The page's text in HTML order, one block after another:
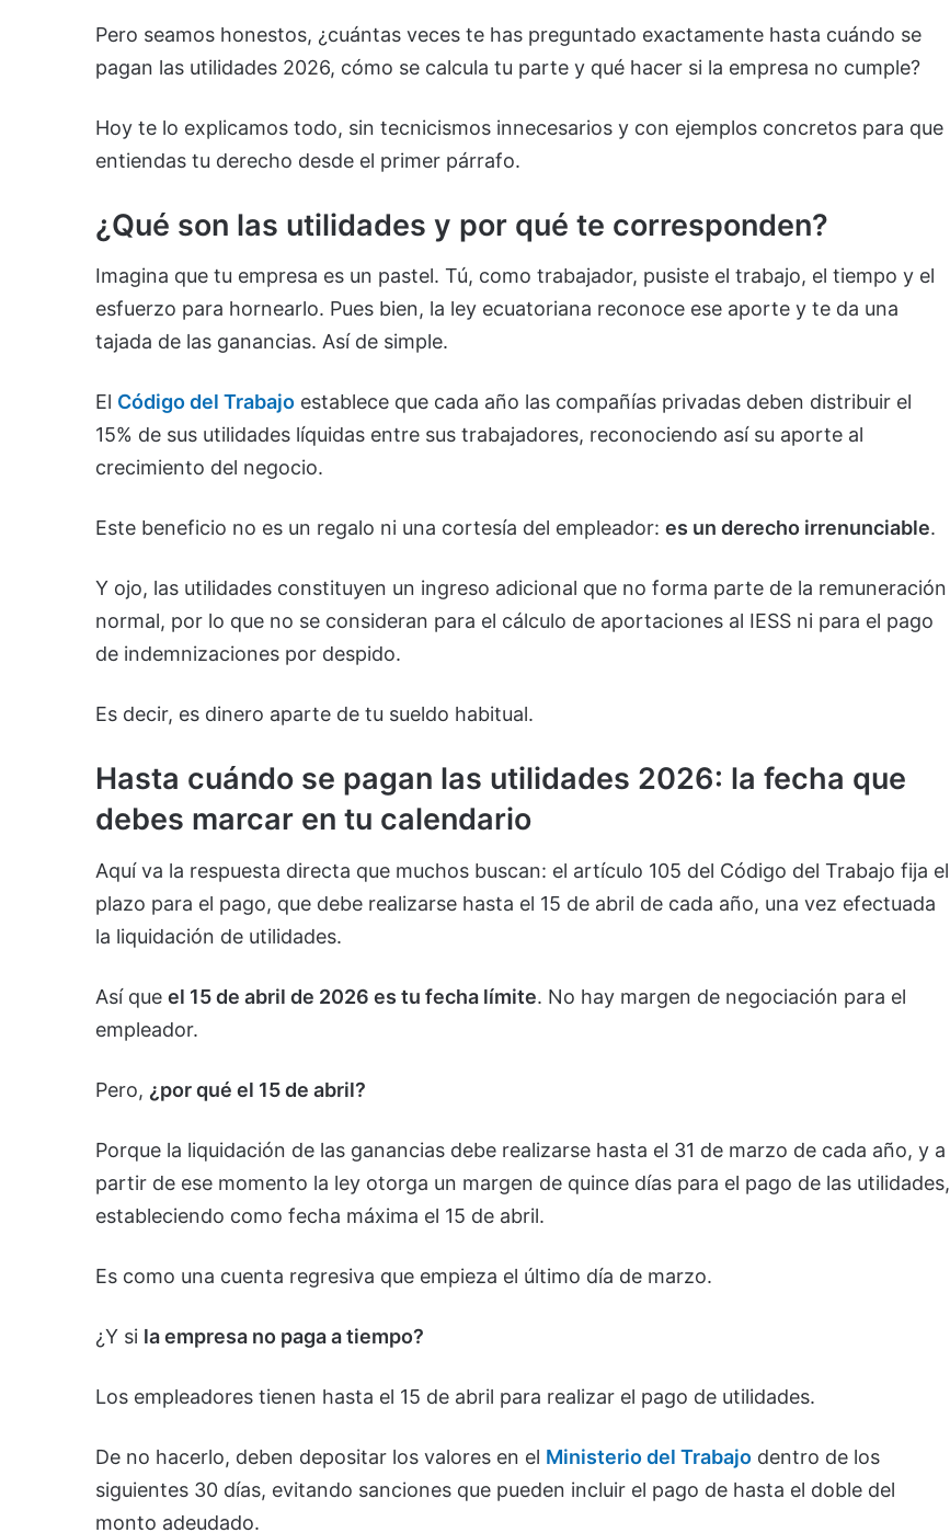
Pero seamos honestos, ¿cuántas veces te has preguntado exactamente hasta cuándo se
pagan las utilidades 2026, cómo se calcula tu parte y qué hacer si la empresa no cumple?
Hoy te lo explicamos todo, sin tecnicismos innecesarios y con ejemplos concretos para que
entiendas tu derecho desde el primer párrafo.
¿Qué son las utilidades y por qué te corresponden?
Imagina que tu empresa es un pastel. Tú, como trabajador, pusiste el trabajo, el tiempo y el
esfuerzo para hornearlo. Pues bien, la ley ecuatoriana reconoce ese aporte y te da una
tajada de las ganancias. Así de simple.
El Código del Trabajo establece que cada año las compañías privadas deben distribuir el
15% de sus utilidades líquidas entre sus trabajadores, reconociendo así su aporte al
crecimiento del negocio.
Este beneficio no es un regalo ni una cortesía del empleador: es un derecho irrenunciable.
Y ojo, las utilidades constituyen un ingreso adicional que no forma parte de la remuneración
normal, por lo que no se consideran para el cálculo de aportaciones al IESS ni para el pago
de indemnizaciones por despido.
Es decir, es dinero aparte de tu sueldo habitual.
Hasta cuándo se pagan las utilidades 2026: la fecha que
debes marcar en tu calendario
Aquí va la respuesta directa que muchos buscan: el artículo 105 del Código del Trabajo fija el
plazo para el pago, que debe realizarse hasta el 15 de abril de cada año, una vez efectuada
la liquidación de utilidades.
Así que el 15 de abril de 2026 es tu fecha límite. No hay margen de negociación para el
empleador.
Pero, ¿por qué el 15 de abril?
Porque la liquidación de las ganancias debe realizarse hasta el 31 de marzo de cada año, y a
partir de ese momento la ley otorga un margen de quince días para el pago de las utilidades,
estableciendo como fecha máxima el 15 de abril.
Es como una cuenta regresiva que empieza el último día de marzo.
¿Y si la empresa no paga a tiempo?
Los empleadores tienen hasta el 15 de abril para realizar el pago de utilidades.
De no hacerlo, deben depositar los valores en el Ministerio del Trabajo dentro de los
siguientes 30 días, evitando sanciones que pueden incluir el pago de hasta el doble del
monto adeudado.